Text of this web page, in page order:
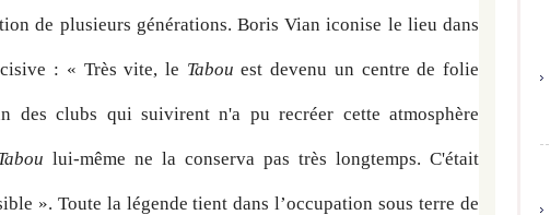
de plusieurs générations. Boris Vian iconise le lieu dans
: « Très vite, le Tabou est devenu un centre de folie
des clubs qui suivirent n'a pu recréer cette atmosphère
lui-même ne la conserva pas très longtemps. C'était
». Toute la légende tient dans l’occupation sous terre de